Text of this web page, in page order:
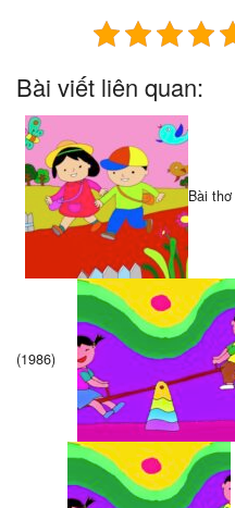
Bài viết liên quan:
Bài
(1986)